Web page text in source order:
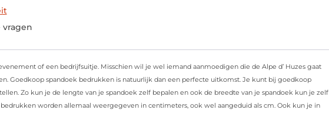
vragen
of een bedrijfsuitje. Misschien wil je wel iemand aanmoedigen die de Alpe d’ Huzes gaat
Goedkoop spandoek bedrukken is natuurlijk dan een perfecte uitkomst. Je kunt bij goedkoop
Zo kun je de lengte van je spandoek zelf bepalen en ook de breedte van je spandoek kun je zelf
worden allemaal weergegeven in centimeters, ook wel aangeduid als cm. Ook kun je in